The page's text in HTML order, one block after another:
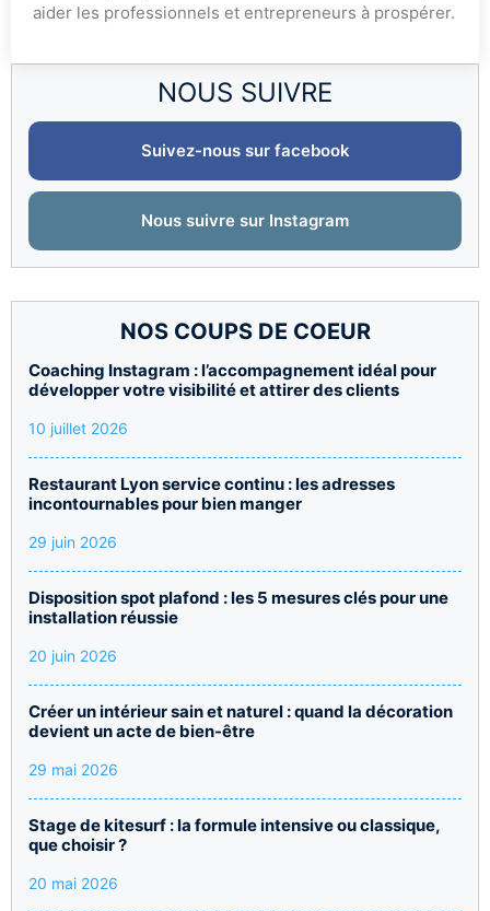
NOUS SUIVRE
Suivez-nous sur facebook
Nous suivre sur Instagram
NOS COUPS DE COEUR
Coaching Instagram : l’accompagnement idéal pour
développer votre visibilité et attirer des clients
10 juillet 2026
Restaurant Lyon service continu : les adresses
incontournables pour bien manger
29 juin 2026
Disposition spot plafond : les 5 mesures clés pour une
installation réussie
20 juin 2026
Créer un intérieur sain et naturel : quand la décoration
devient un acte de bien-être
29 mai 2026
Stage de kitesurf : la formule intensive ou classique,
que choisir ?
20 mai 2026
aider les professionnels et entrepreneurs à prospérer.